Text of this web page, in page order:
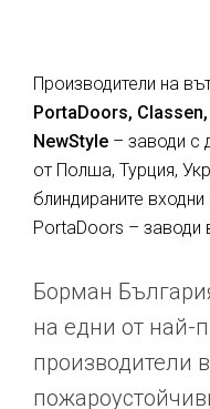
Производители на
PortaDoors, Classen,
NewStyle – заводи с
от Полша, Турция,
блиндираните
PortaDoors – заводи
Борман
на едни от най-
производители